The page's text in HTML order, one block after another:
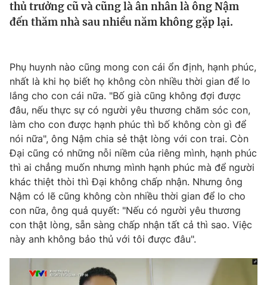
Tin tức
Câu chuyện quốc tế
Kinh tế
Thị trường
Góc doanh nghiệp
Dữ liệu và đời sống
Truyền hình
Phim VTV
Hậu trường
Nhân vật
Khán giả
Giải sao mai
Giải trí
Điện ảnh
Âm nhạc
Sao
Đời sống
Du lịch
Làm đẹp
Chất lượng cuộc sống
Giáo dục
Tuyển sinh
Công nghệ
Giao lưu trực tuyến
thủ trưởng cũ và cũng là ân nhân là ông Nậm
đến thăm nhà sau nhiều năm không gặp lại.
Phụ huynh nào cũng mong con cái ổn định, hạnh phúc,
nhất là khi họ biết họ không còn nhiều thời gian để lo
lắng cho con cái nữa. "Bố già cũng không đợi được
đâu, nếu thực sự có người yêu thương chăm sóc con,
làm cho con được hạnh phúc thì bố không còn gì để
nói nữa", ông Nậm chia sẻ thật lòng với con trai. Còn
Đại cũng có những nỗi niềm của riêng mình, hạnh phúc
thì ai chẳng muốn nhưng mình hạnh phúc mà để người
khác thiệt thòi thì Đại không chấp nhận. Nhưng ông
Nậm có lẽ cũng không còn nhiều thời gian để lo cho
con nữa, ông quả quyết: "Nếu có người yêu thương
con thật lòng, sẵn sàng chấp nhận tất cả thì sao. Việc
này anh không bảo thủ với tôi được đâu".